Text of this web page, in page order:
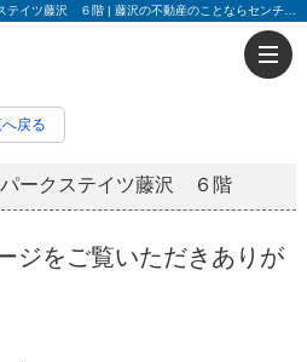
戻る
パークステイツ藤沢 ６階
ジをご覧いただきありが